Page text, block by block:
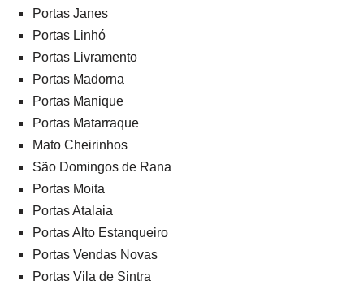
Portas Janes
Portas Linhó
Portas Livramento
Portas Madorna
Portas Manique
Portas Matarraque
Mato Cheirinhos
São Domingos de Rana
Portas Moita
Portas Atalaia
Portas Alto Estanqueiro
Portas Vendas Novas
Portas Vila de Sintra